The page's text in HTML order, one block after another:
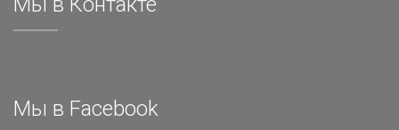
Мы в Facebook